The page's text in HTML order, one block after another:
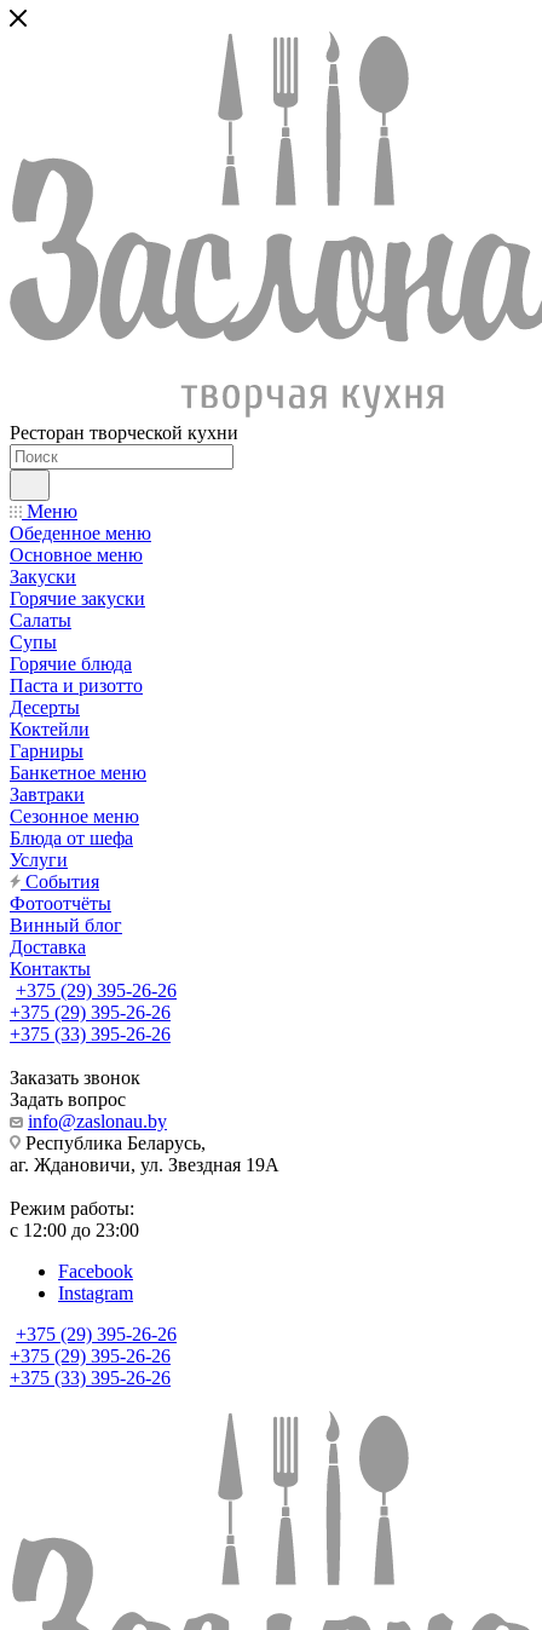
Ресторан творческой кухни
Меню
Обеденное меню
Основное меню
Закуски
Горячие закуски
Салаты
Супы
Горячие блюда
Паста и ризотто
Десерты
Коктейли
Гарниры
Банкетное меню
Завтраки
Сезонное меню
Блюда от шефа
Услуги
События
Фотоотчёты
Винный блог
Доставка
Контакты
+375 (29) 395-26-26
+375 (29) 395-26-26
+375 (33) 395-26-26
Заказать звонок
Задать вопрос
info@zaslonau.by
Республика Беларусь,
аг. Ждановичи, ул. Звездная 19А
Режим работы:
с 12:00 до 23:00
Facebook
Instagram
+375 (29) 395-26-26
+375 (29) 395-26-26
+375 (33) 395-26-26